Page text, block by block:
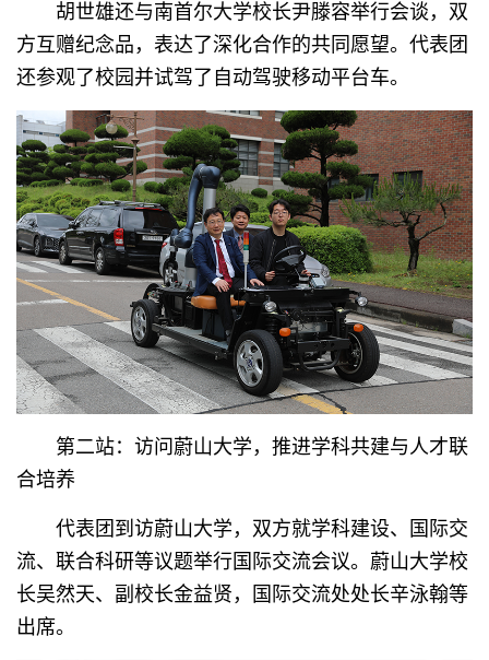
胡世雄还与南首尔大学校长尹滕容举行会谈，双
方互赠纪念品，表达了深化合作的共同愿望。代表团
还参观了校园并试驾了自动驾驶移动平台车。
第二站：访问蔚山大学，推进学科共建与人才联
合培养
代表团到访蔚山大学，双方就学科建设、国际交
流、联合科研等议题举行国际交流会议。蔚山大学校
长吴然天、副校长金益贤，国际交流处处长辛泳翰等
出席。